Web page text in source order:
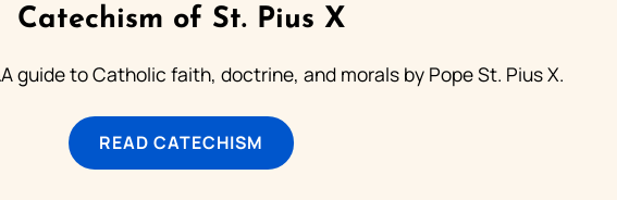
Catechism of St. Pius X
guide to Catholic faith, doctrine, and morals by Pope St. Pius X.
READ CATECHISM